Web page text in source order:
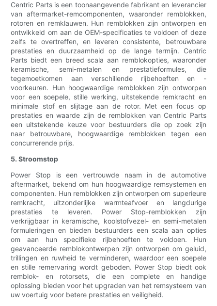
Centric Parts is een toonaangevende fabrikant en leverancier
van aftermarket-remcomponenten, waaronder remblokken,
rotoren en remklauwen. Hun remblokken zijn ontworpen en
ontwikkeld om aan de OEM-specificaties te voldoen of deze
zelfs te overtreffen, en leveren consistente, betrouwbare
prestaties en duurzaamheid op de lange termijn. Centric
Parts biedt een breed scala aan remblokopties, waaronder
keramische, semi-metalen en prestatieformules, die
tegemoetkomen aan verschillende rijbehoeften en -
voorkeuren. Hun hoogwaardige remblokken zijn ontworpen
voor een soepele, stille werking, uitstekende remkracht en
minimale stof en slijtage aan de rotor. Met een focus op
prestaties en waarde zijn de remblokken van Centric Parts
een uitstekende keuze voor bestuurders die op zoek zijn
naar betrouwbare, hoogwaardige remblokken tegen een
concurrerende prijs.
5. Stroomstop
Power Stop is een vertrouwde naam in de automotive
aftermarket, bekend om hun hoogwaardige remsystemen en
componenten. Hun remblokken zijn ontworpen om superieure
remkracht, uitzonderlijke warmteafvoer en langdurige
prestaties te leveren. Power Stop-remblokken zijn
verkrijgbaar in keramische, koolstofvezel- en semi-metalen
formuleringen en bieden bestuurders een scala aan opties
om aan hun specifieke rijbehoeften te voldoen. Hun
geavanceerde remblokontwerpen zijn ontworpen om geluid,
trillingen en ruwheid te verminderen, waardoor een soepele
en stille remervaring wordt geboden. Power Stop biedt ook
remblok- en rotorsets, die een complete en handige
oplossing bieden voor het upgraden van het remsysteem van
uw voertuig voor betere prestaties en veiligheid.